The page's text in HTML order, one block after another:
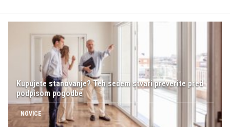
Kupujete stanovanje? Teh sedem stvari preverite pred
podpisom pogodbe
NOVICE